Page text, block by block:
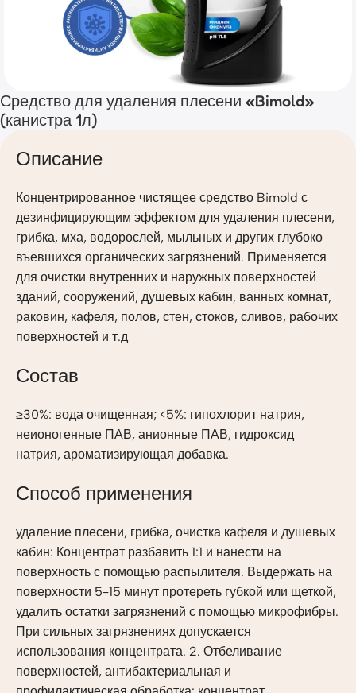
Средство для удаления плесени «Bimold»
(канистра 1л)
Описание
Концентрированное чистящее средство Bimold с
дезинфицирующим эффектом для удаления плесени,
грибка, мха, водорослей, мыльных и других глубоко
въевшихся органических загрязнений. Применяется
для очистки внутренних и наружных поверхностей
зданий, сооружений, душевых кабин, ванных комнат,
раковин, кафеля, полов, стен, стоков, сливов, рабочих
поверхностей и т.д
Состав
≥30%: вода очищенная; <5%: гипохлорит натрия,
неионогенные ПАВ, анионные ПАВ, гидроксид
натрия, ароматизирующая добавка.
Способ применения
удаление плесени, грибка, очистка кафеля и душевых
кабин: Концентрат разбавить 1:1 и нанести на
поверхность с помощью распылителя. Выдержать на
поверхности 5-15 минут протереть губкой или щеткой,
удалить остатки загрязнений с помощью микрофибры.
При сильных загрязнениях допускается
использования концентрата. 2. Отбеливание
поверхностей, антибактериальная и